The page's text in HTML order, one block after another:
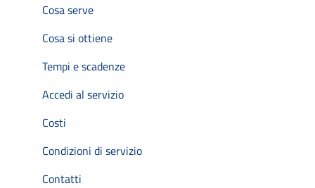
Cosa serve
Cosa si ottiene
Tempi e scadenze
Accedi al servizio
Costi
Condizioni di servizio
Contatti